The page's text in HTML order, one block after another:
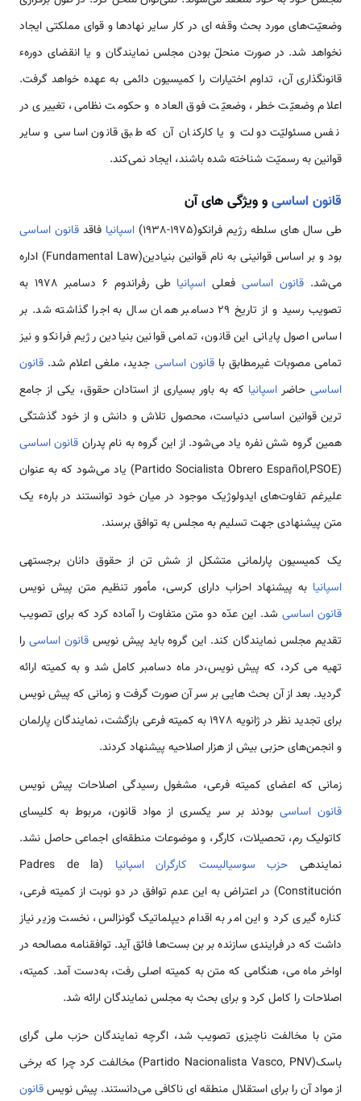
وضعیّت‌های مورد بحث وقفه ای در کار سایر نهاد‌‌ها و قوای مملکتی ایجاد
نخواهد شد. در صورت منحلّ بودن مجلس نمایندگان و یا انقضای دورهء
قانونگذاری آن، تداوم اختیارات را کمیسیون دائمی به عهده خواهد گرفت.
اعلام وضعیّت خطر، وضعیّت فوق العاده و حکومت نظامی، تغییری در
نفس مسئولیّت دولت و یا کارکنان آن که طبق قانون اساسی و سایر
قوانین به رسمیّت شناخته شده باشند، ایجاد نمی‌کند.
قانون اساسیو ویژگی های آن
طی سال های سلطه رژیم فرانکو(1975-1938) اسپانیا فاقد قانون اساسی
بود و بر اساس قوانینی به نام قوانین بنیادین(Fundamental Law) اداره
می‌شد. قانون اساسیفعلی اسپانیا
طی رفراندوم 6 دسامبر 1978 به
تصویب رسید و از تاریخ 29 دسامبر همان سال به اجرا گذاشته شد. بر
اساس اصول پایانی این قانون، تمامی قوانین بنیادین رژیم فرانکو و نیز
تمامی مصوبات غیرمطابق باقانون اساسی جدید، ملغی اعلام شد. قانون
اساسیحاضر اسپانیا که به باور بسیاری از استادان حقوق، یکی از جامع
ترین قوانین اساسی دنیاست، محصول تلاش و دانش و از خود گذشتگی
همین گروه شش نفره یاد می‌شود. از این گروه به نام پدران قانون اساسی
(Partido Socialista Obrero Español,PSOE) یاد می‌شود که به عنوان
علیرغم تفاوت‌های ایدولوژیک موجود در میان خود توانستند در بارهء یک
متن پیشنهادی جهت تسلیم به مجلس به توافق برسند.
یک کمیسیون پارلمانی متشکل از شش تن از حقوق دانان برجسته­ی
اسپانیا به پیشنهاد احزاب دارای کرسی، مأمور تنظیم متن پیش نویس
قانون اساسی شد. این عدّه دو متن متفاوت را آماده کرد که برای تصویب
تقدیم مجلس نمایندگان کند. این گروه باید پیش نویسقانون اساسی را
تهیه می کرد، که پیش نویس،در ماه دسامبر کامل شد و به کمیته ارائه
گردید. بعد از آن بحث هایی بر سر آن صورت گرفت و زمانی که پیش نویس
برای تجدید نظر در ژانویه 1978 به کمیته فرعی بازگشت، نمایندگان پارلمان
و انجمن‌های حزبی بیش از هزار اصلاحیه پیشنهاد کردند.
زمانی که اعضای کمیته فرعی، مشغول رسیدگی اصلاحات پیش نویس
قانون اساسی بودند بر سر یکسری از مواد قانون، مربوط به کلیسای
کاتولیک رم، تحصیلات، کارگر، و موضوعات منطقه‌ای اجماعی حاصل نشد.
نماینده­ی حزب سوسیالیست کارگران اسپانیا
(Padres de la
Constitución) در اعتراض به این عدم توافق در دو نوبت از کمیته فرعی،
کناره گیری کرد و این امر به اقدام دیپلماتیک گونزالس، نخست وزیر نیاز
داشت که در فرایندی سازنده بر بن بست‌ها فائق آید. توافقنامه مصالحه در
اواخر ماه می، هنگامی که متن به کمیته اصلی رفت، به‌دست آمد. کمیته،
اصلاحات را کامل کرد و برای بحث به مجلس نمایندگان ارائه شد.
متن با مخالفت ناچیزی تصویب شد، اگرچه نمایندگان حزب ملی گرای
باسک(Partido Nacionalista Vasco, PNV) مخالفت کرد چرا که برخی
از مواد آن را برای استقلال منطقه ای ناکافی می‌دانستند. پیش نویسقانون